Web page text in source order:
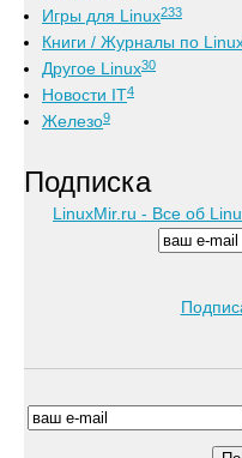
Игры для Linux233
Книги / Журналы по
Другое Linux30
Новости IT4
Железо9
Подписка
LinuxMir.ru - Все об